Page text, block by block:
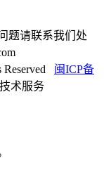
题请联系我们处
闽ICP备
术服务